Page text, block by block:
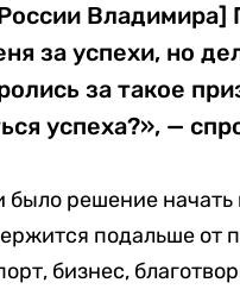
Владимира]
за успехи, но
за такое
успеха?», —
было решение
подальше от
бизнес,